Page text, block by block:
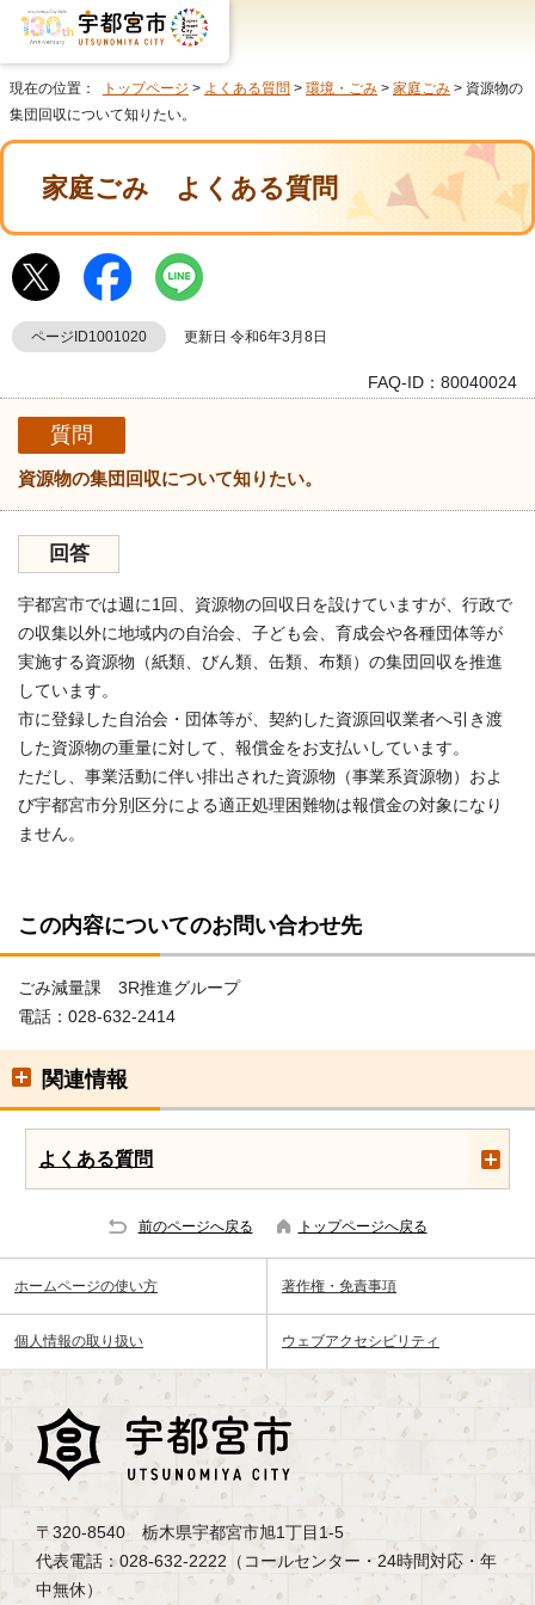
現在の位置： トップページ > よくある質問 > 環境・ごみ > 家庭ごみ > 資源物の
集団回収について知りたい。
家庭ごみ よくある質問
ページID1001020 更新日 令和6年3月8日
FAQ-ID：80040024
質問
資源物の集団回収について知りたい。
回答
宇都宮市では週に1回、資源物の回収日を設けていますが、行政で
の収集以外に地域内の自治会、子ども会、育成会や各種団体等が
実施する資源物（紙類、びん類、缶類、布類）の集団回収を推進
しています。
市に登録した自治会・団体等が、契約した資源回収業者へ引き渡
した資源物の重量に対して、報償金をお支払いしています。
ただし、事業活動に伴い排出された資源物（事業系資源物）およ
び宇都宮市分別区分による適正処理困難物は報償金の対象になり
ません。
この内容についてのお問い合わせ先
ごみ減量課 3R推進グループ
電話：028-632-2414
関連情報
よくある質問
前のページへ戻る トップページへ戻る
ホームページの使い方 著作権・免責事項
個人情報の取り扱い ウェブアクセシビリティ
〒320-8540 栃木県宇都宮市旭1丁目1-5
代表電話：028-632-2222（コールセンター・24時間対応・年
中無休）